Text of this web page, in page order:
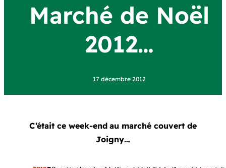
Marché de Noël
2012…
17 décembre 2012
C’était ce week-end au marché couvert de
Joigny…